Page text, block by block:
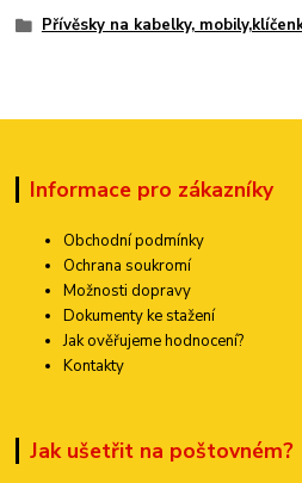
Přívěsky na kabelky,
Informace pro zákazníky
Obchodní podmínky
Ochrana soukromí
Možnosti dopravy
Dokumenty ke stažení
Jak ověřujeme hodnocení?
Kontakty
Jak ušetřit na poštovném?